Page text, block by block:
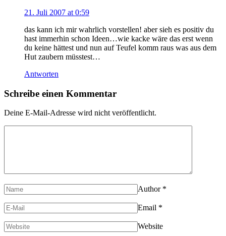
21. Juli 2007 at 0:59
das kann ich mir wahrlich vorstellen! aber sieh es positiv du
hast immerhin schon Ideen…wie kacke wäre das erst wenn
du keine hättest und nun auf Teufel komm raus was aus dem
Hut zaubern müsstest…
Antworten
Schreibe einen Kommentar
Deine E-Mail-Adresse wird nicht veröffentlicht.
Author *
Email *
Website